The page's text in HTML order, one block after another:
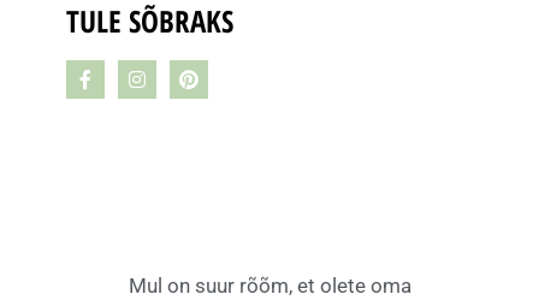
Mul on suur rõõm, et olete oma
TULE SÕBRAKS